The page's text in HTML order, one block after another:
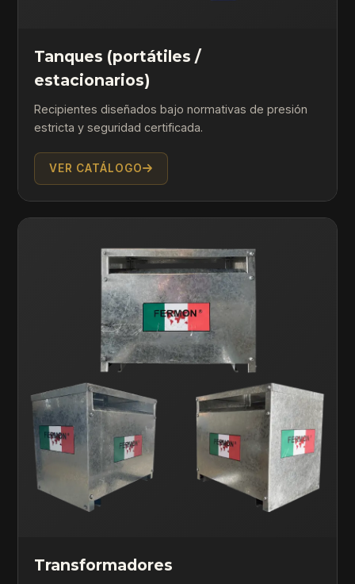
Tanques (portátiles /
estacionarios)
Recipientes diseñados bajo normativas de presión
estricta y seguridad certificada.
VER CATÁLOGO
Transformadores